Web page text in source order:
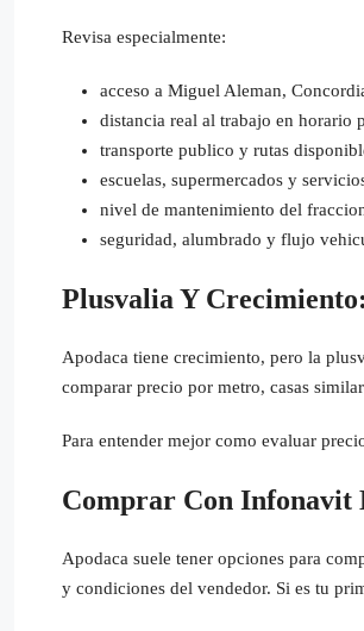
Revisa especialmente:
acceso a Miguel Aleman,
distancia real al trabajo en horario
transporte publico y rutas
escuelas, supermercados y
nivel de mantenimiento del
seguridad, alumbrado y flujo
Plusvalia Y
Apodaca tiene crecimiento, pero la
comparar precio por metro, casas
Para entender mejor como evaluar
Comprar Con Infonavit
Apodaca suele tener opciones para
y condiciones del vendedor. Si es tu